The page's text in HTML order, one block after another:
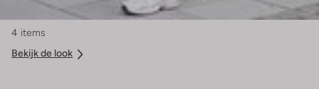
4 items
Bekijk de look